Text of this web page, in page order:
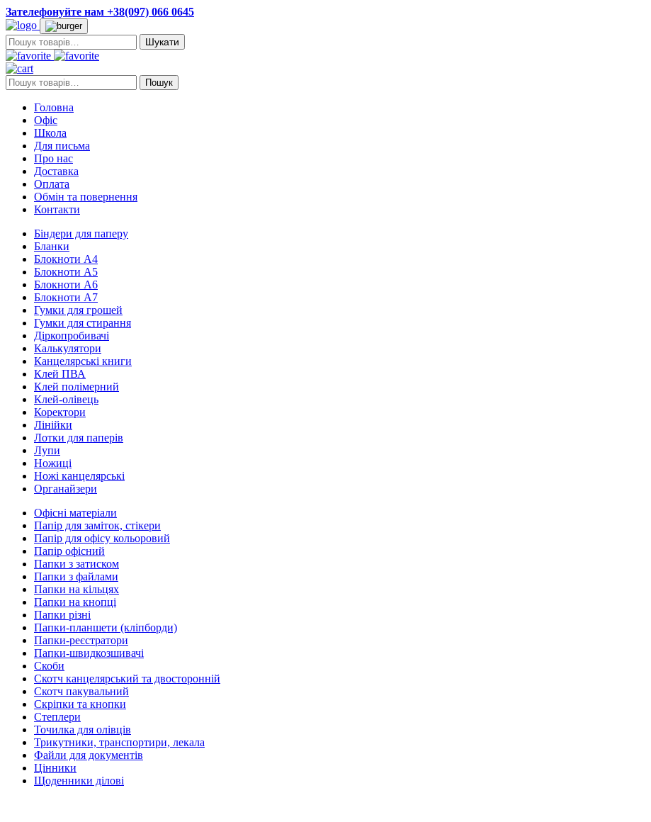
Зателефонуйте нам +38(097) 066 0645
Пошук:
Пошук: Пошук
Головна
Офіс
Школа
Для письма
Про нас
Доставка
Оплата
Обмін та повернення
Контакти
Біндери для паперу
Бланки
Блокноти А4
Блокноти А5
Блокноти А6
Блокноти А7
Гумки для грошей
Гумки для стирання
Діркопробивачі
Калькулятори
Канцелярські книги
Клей ПВА
Клей полімерний
Клей-олівець
Коректори
Лінійки
Лотки для паперів
Лупи
Ножиці
Ножі канцелярські
Органайзери
Офісні матеріали
Папір для заміток, стікери
Папір для офісу кольоровий
Папір офісний
Папки з затиском
Папки з файлами
Папки на кільцях
Папки на кнопці
Папки різні
Папки-планшети (кліпборди)
Папки-реєстратори
Папки-швидкозшивачі
Скоби
Скотч канцелярський та двосторонній
Скотч пакувальний
Скріпки та кнопки
Степлери
Точилка для олівців
Трикутники, транспортири, лекала
Файли для документів
Цінники
Щоденники ділові